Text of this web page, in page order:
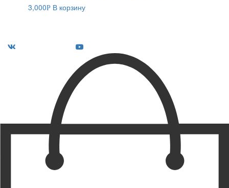
3,000Р В корзину